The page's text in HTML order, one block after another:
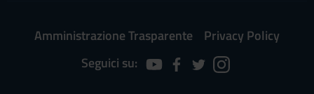
Amministrazione Trasparente
Privacy Policy
Seguici su: